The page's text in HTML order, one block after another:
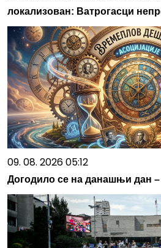
локализован: Ватрогасци
09. 08. 2026 05:12
Догодило се на данашњи дан –